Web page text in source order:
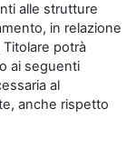
alle strutture
in relazione
potrà
ai seguenti
al
anche rispetto